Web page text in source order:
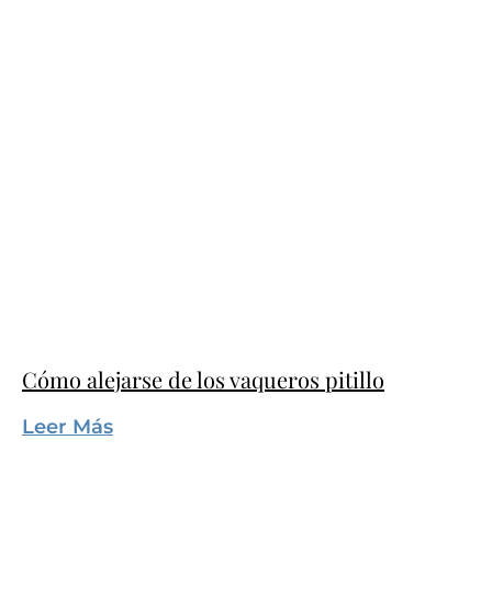
Cómo alejarse de los vaqueros pitillo
Leer Más